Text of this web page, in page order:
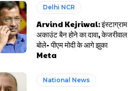
Delhi NCR
Arvind Kejriwal: इंस्टाग्राम
अकाउंट बैन होने का दावा, केजरीवाल
बोले- पीएम मोदी के आगे झुका
Meta
National News